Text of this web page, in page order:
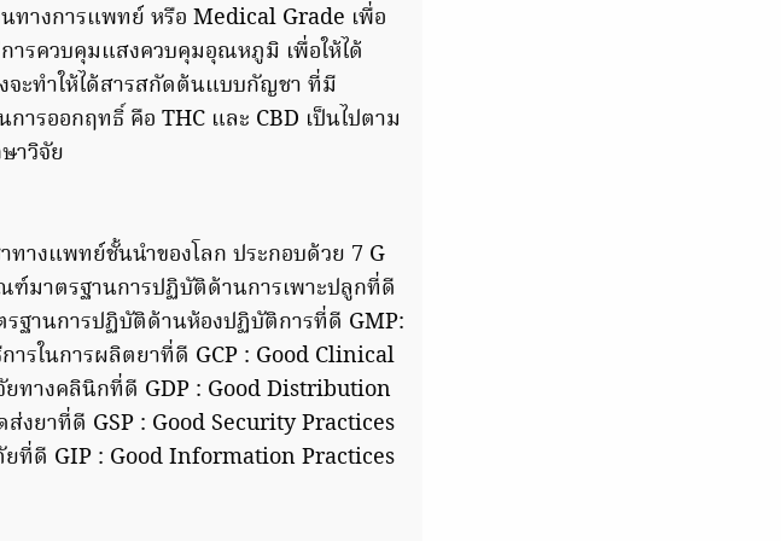
ทางการแพทย์ หรือ Medical Grade เพื่อ
ารควบคุมแสงควบคุมอุณหภูมิ เพื่อให้ได้
จะทำให้ได้สารสกัดต้นแบบกัญชา ที่มี
รออกฤทธิ์ คือ THC และ CBD เป็นไปตาม
าวิจัย
างแพทย์ชั้นนำของโลก ประกอบด้วย 7 G
มาตรฐานการปฏิบัติด้านการเพาะปลูกที่ดี
ฐานการปฏิบัติด้านห้องปฏิบัติการที่ดี GMP:
รในการผลิตยาที่ดี GCP : Good Clinical
ทางคลินิกที่ดี GDP : Good Distribution
ยาที่ดี GSP : Good Security Practices
ที่ดี GIP : Good Information Practices